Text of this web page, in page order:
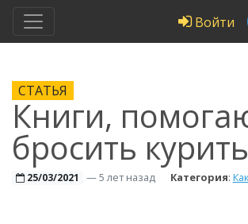
Войти
СТАТЬЯ
Книги,
бросить курить
25/03/2021 —5 лет назад Категория: